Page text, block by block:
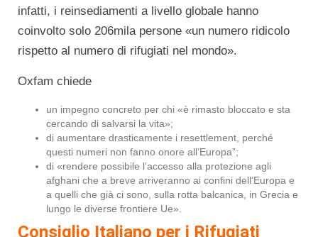
infatti, i reinsediamenti a livello globale hanno
coinvolto solo 206mila persone «un numero ridicolo
rispetto al numero di rifugiati nel mondo».
Oxfam chiede
un impegno concreto per chi «è rimasto bloccato e sta
cercando di salvarsi la vita»;
di aumentare drasticamente i resettlement, perché
questi numeri non fanno onore all’Europa”;
di «rendere possibile l’accesso alla protezione agli
afghani che a breve arriveranno ai confini dell’Europa e
a quelli che già ci sono, sulla rotta balcanica, in Grecia e
lungo le diverse frontiere Ue».
Consiglio Italiano per i Rifugiati